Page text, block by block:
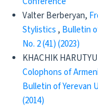
Valter Berberyan,
Stylistics, Bulletin
No. 2 (41) (2023)
KHACHIK
Colophons of
Bulletin of Yerevan
(2014)